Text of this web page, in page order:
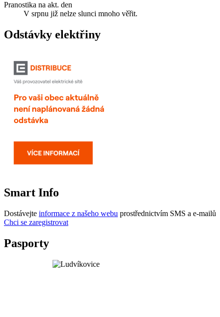
Pranostika na akt. den
V srpnu již nelze slunci mnoho věřit.
Odstávky elektřiny
Smart Info
Dostávejte informace z našeho webu prostřednictvím SMS a e-mailů
Chci se zaregistrovat
Pasporty